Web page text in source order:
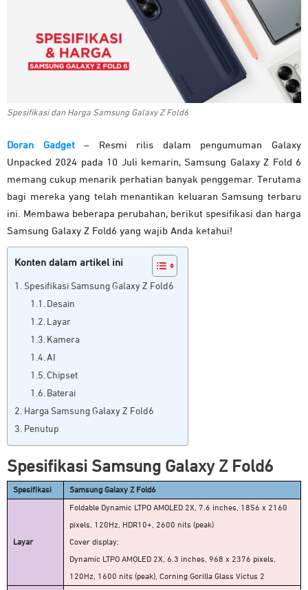
Spesifikasi dan Harga Samsung Galaxy Z Fold6
Doran Gadget– Resmi rilis dalam pengumuman Galaxy
Unpacked 2024 pada 10 Juli kemarin, Samsung Galaxy Z Fold 6
memang cukup menarik perhatian banyak penggemar. Terutama
bagi mereka yang telah menantikan keluaran Samsung terbaru
ini. Membawa beberapa perubahan, berikut spesifikasi dan harga
Samsung Galaxy Z Fold6 yang wajib Anda ketahui!
Konten dalam artikel ini
Spesifikasi Samsung Galaxy Z Fold6
Desain
Layar
Kamera
AI
Chipset
Baterai
Harga Samsung Galaxy Z Fold6
Penutup
Spesifikasi Samsung Galaxy Z Fold6
Spesifikasi Samsung Galaxy Z Fold6
Layar
Foldable Dynamic LTPO AMOLED 2X, 7.6 inches, 1856 x 2160
pixels, 120Hz, HDR10+, 2600 nits (peak)
Cover display:
Dynamic LTPO AMOLED 2X, 6.3 inches, 968 x 2376 pixels,
120Hz, 1600 nits (peak), Corning Gorilla Glass Victus 2